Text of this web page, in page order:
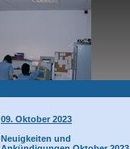
09. Oktober 2023
Neuigkeiten und